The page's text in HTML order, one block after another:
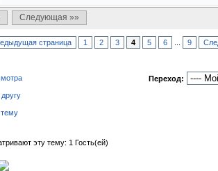
Следующая »»
страница 1 2 3 4 5 6 9
Переход:
эту тему: 1 Гость(ей)